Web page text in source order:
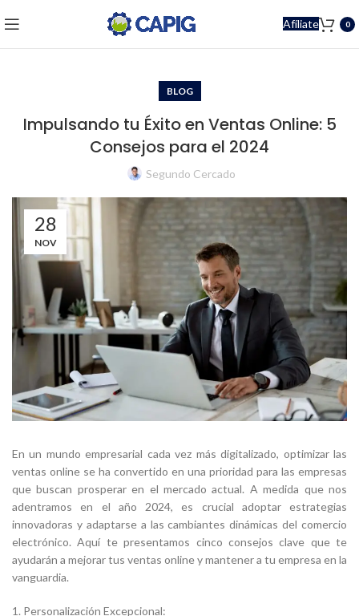
Afíliate 0
BLOG
Impulsando tu Éxito en Ventas Online: 5
Consejos para el 2024
Segundo Cercado
28
NOV
En un mundo empresarial cada vez más digitalizado, optimizar las
ventas online se ha convertido en una prioridad para las empresas
que buscan prosperar en el mercado actual. A medida que nos
adentramos en el año 2024, es crucial adoptar estrategias
innovadoras y adaptarse a las cambiantes dinámicas del comercio
electrónico. Aquí te presentamos cinco consejos clave que te
ayudarán a mejorar tus ventas online y mantener a tu empresa en la
vanguardia.
1. Personalización Excepcional: